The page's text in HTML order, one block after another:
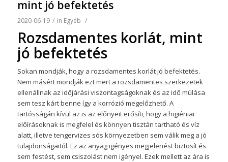
mint jó befektetés
2020-06-19 / in Egyéb /
Rozsdamentes korlát, mint
jó befektetés
Sokan mondják, hogy a rozsdamentes korlát jó befektetés.
Nem másért mondják ezt mert a rozsdamentes szerkezetek
ellenállnak az időjárási viszontagságoknak és az idő múlása
sem tesz kárt benne így a korrózió megelőzhető. A
tartósságán kívül az is az előnyeit erősíti, hogy a higiéniai
előírásoknak is megfelel és könnyen tisztán tartható és víz
alatt, illetve tengervizes sós környezetben sem válik meg a jó
tulajdonságaitól. Ez az anyag igényes megjelenést biztosít és
sem festést, sem csiszolást nem igényel. Ezek mellett az ára is